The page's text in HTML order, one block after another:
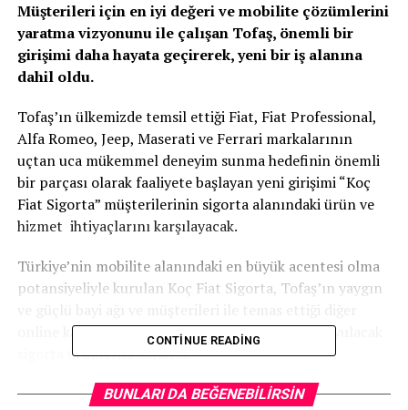
Müşterileri için en iyi değeri ve mobilite çözümlerini
yaratma vizyonunu ile çalışan Tofaş, önemli bir
girişimi daha hayata geçirerek, yeni bir iş alanına
dahil oldu.
Tofaş’ın ülkemizde temsil ettiği Fiat, Fiat Professional,
Alfa Romeo, Jeep, Maserati ve Ferrari markalarının
uçtan uca mükemmel deneyim sunma hedefinin önemli
bir parçası olarak faaliyete başlayan yeni girişimi “Koç
Fiat Sigorta” müşterilerinin sigorta alanındaki ürün ve
hizmet ihtiyaçlarını karşılayacak.
Türkiye’nin mobilite alanındaki en büyük acentesi olma
potansiyeliyle kurulan Koç Fiat Sigorta, Tofaş’ın yaygın
online kanallar ile bugün ve gelecekte ihtiyaç duyulacak
sigorta ürünlerini sunacak.
Tofaş, önemli bir girişimi hayata geçirdi ve yeni bir iş
CONTINUE READING
BUNLARI DA BEĞENEBILIRSIN